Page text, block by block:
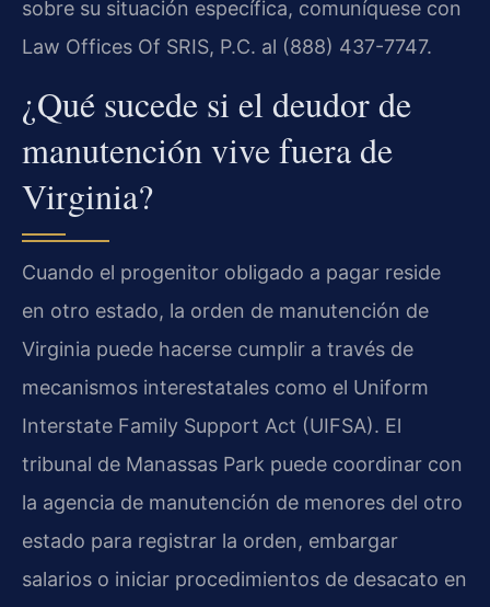
sobre su situación específica, comuníquese con
Law Offices Of SRIS, P.C. al (888) 437-7747.
¿Qué sucede si el deudor de
manutención vive fuera de
Virginia?
Cuando el progenitor obligado a pagar reside
en otro estado, la orden de manutención de
Virginia puede hacerse cumplir a través de
mecanismos interestatales como el Uniform
Interstate Family Support Act (UIFSA). El
tribunal de Manassas Park puede coordinar con
la agencia de manutención de menores del otro
estado para registrar la orden, embargar
salarios o iniciar procedimientos de desacato en